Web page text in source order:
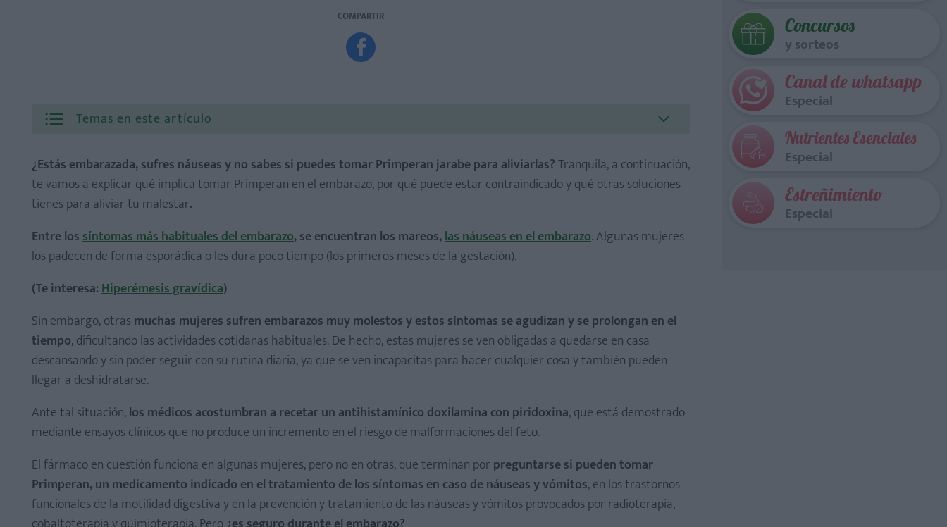
COMPARTIR

Temas en este artículo
Movimientos incontrolables que afectan a menudo a la cabeza y al cuello
Fiebre alta, presión arterial alta, convulsiones, sudoración, producción de saliva
Comezón y erupciones cutáneas, inflamación de la cara, labios o garganta, dificultad para respirar
¿Estás embarazada, sufres náuseas y no sabes si puedes tomar Primperan jarabe para aliviarlas?Tranquila, a continuación,
te vamos a explicar qué implica tomar Primperan en el embarazo, por qué puede estar contraindicado y qué otras soluciones
tienes para aliviar tu malestar.
Entre lossíntomas más habituales del embarazo, se encuentran los mareos,las náuseas en el embarazo. Algunas mujeres
los padecen de forma esporádica o les dura poco tiempo (los primeros meses de la gestación).
(Te interesa:Hiperémesis gravídica)
Sin embargo, otras muchas mujeres sufren embarazos muy molestos y estos síntomas se agudizan y se prolongan en el
tiempo, dificultando las actividades cotidanas habituales. De hecho, estas mujeres se ven obligadas a quedarse en casa
descansando y sin poder seguir con su rutina diaria, ya que se ven incapacitas para hacer cualquier cosa y también pueden
llegar a deshidratarse.
Ante tal situación,los médicos acostumbran a recetar un antihistamínico doxilamina con piridoxina, que está demostrado
mediante ensayos clínicos que no produce un incremento en el riesgo de malformaciones del feto.
El fármaco en cuestión funciona en algunas mujeres, pero no en otras, que terminan por preguntarse si pueden tomar
Primperan, un medicamento indicado en el tratamiento de los síntomas en caso de náuseas y vómitos, en los trastornos
funcionales de la motilidad digestiva y en la prevención y tratamiento de las náuseas y vómitos provocados por radioterapia,
Concursos
y sorteos
Canal de whatsapp
Especial
Nutrientes Esenciales
Especial
Estreñimiento
Especial